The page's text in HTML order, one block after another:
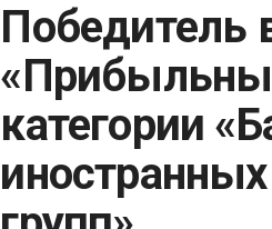
Победитель
категории